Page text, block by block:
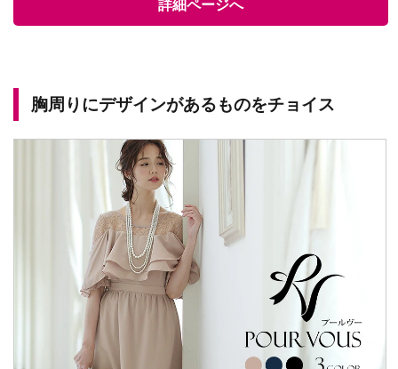
詳細ページへ
胸周りにデザインがあるものをチョイス